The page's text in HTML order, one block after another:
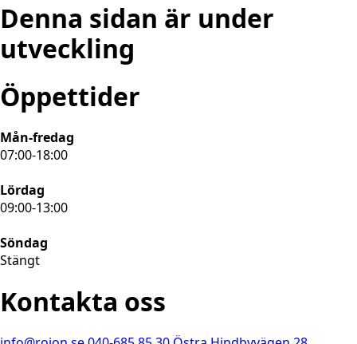
Denna sidan är under
utveckling
Öppettider
Mån-fredag
07:00-18:00
Lördag
09:00-13:00
Söndag
Stängt
Kontakta oss